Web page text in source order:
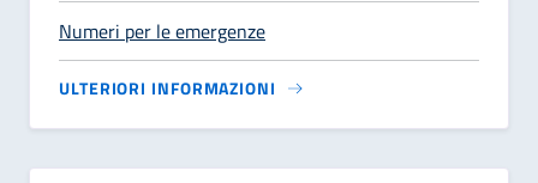
Numeri per le emergenze
ULTERIORI INFORMAZIONI